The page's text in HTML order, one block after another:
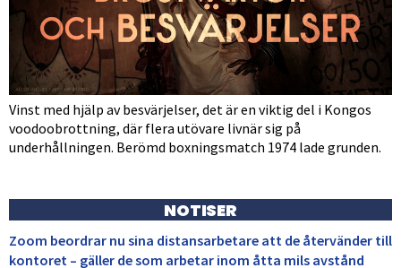
Vinst med hjälp av besvärjelser, det är en viktig del i Kongos
voodoobrottning, där flera utövare livnär sig på
underhållningen. Berömd boxningsmatch 1974 lade grunden.
NOTISER
Zoom beordrar nu sina distansarbetare att de återvänder till
kontoret – gäller de som arbetar inom åtta mils avstånd